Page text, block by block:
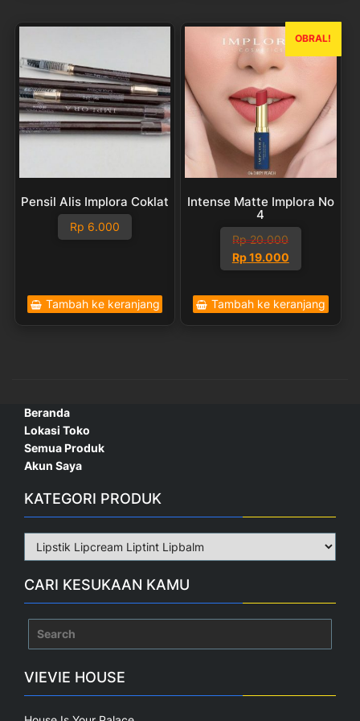
Pensil Alis Implora Coklat
Rp 6.000
Tambah ke keranjang
OBRAL!
Intense Matte Implora No
4
Rp20.000
Harga
aslinya
Rp 20.000.
Rp19.000
Harga
saat
adalah:
Rp 19.000.
Tambah ke keranjang
Beranda
Lokasi Toko
Semua Produk
Akun Saya
KATEGORI PRODUK
CARI KESUKAAN KAMU
VIEVIE HOUSE